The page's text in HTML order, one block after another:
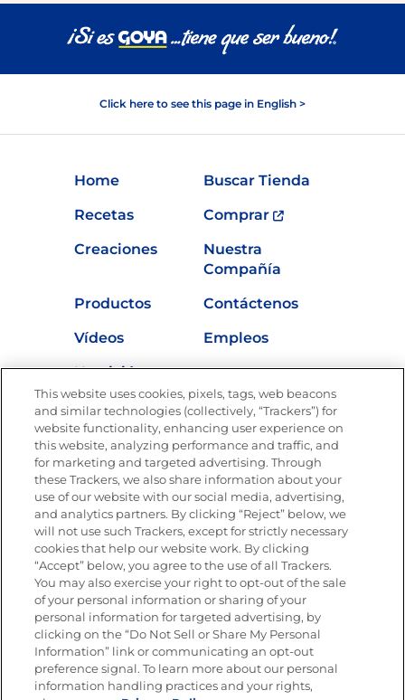
Click here to see this page in English >
Home
Buscar Tienda
Recetas
Comprar
Creaciones
Nuestra
Compañía
Productos
Contáctenos
Vídeos
Empleos
Nutrición
Únete a La Cocina Goya®
Recibe Nuevas Recetas, Ofertas Especiales y
Promociones
SÍGUENOS EN LAS REDES SOCIALES
Mapa del sitioPolítica de privacidad
Limitar el uso de mis datos personales sensibles
No vender ni compartir mis datos personales
Copyright © 2026 Goya Foods, Inc. Todos los derechos reservados.
This website uses cookies, pixels, tags, web beacons
and similar technologies (collectively, “Trackers”) for
website functionality, enhancing user experience on
this website, analyzing performance and traffic, and
for marketing and targeted advertising. Through
these Trackers, we also share information about your
use of our website with our social media, advertising,
and analytics partners. By clicking “Reject” below, we
will not use such Trackers, except for strictly necessary
cookies that help our website work. By clicking
“Accept” below, you agree to the use of all Trackers.
You may also exercise your right to opt-out of the sale
of your personal information or sharing of your
personal information for targeted advertising, by
clicking on the “Do Not Sell or Share My Personal
Information” link or communicating an opt-out
preference signal. To learn more about our personal
information handling practices and your rights,